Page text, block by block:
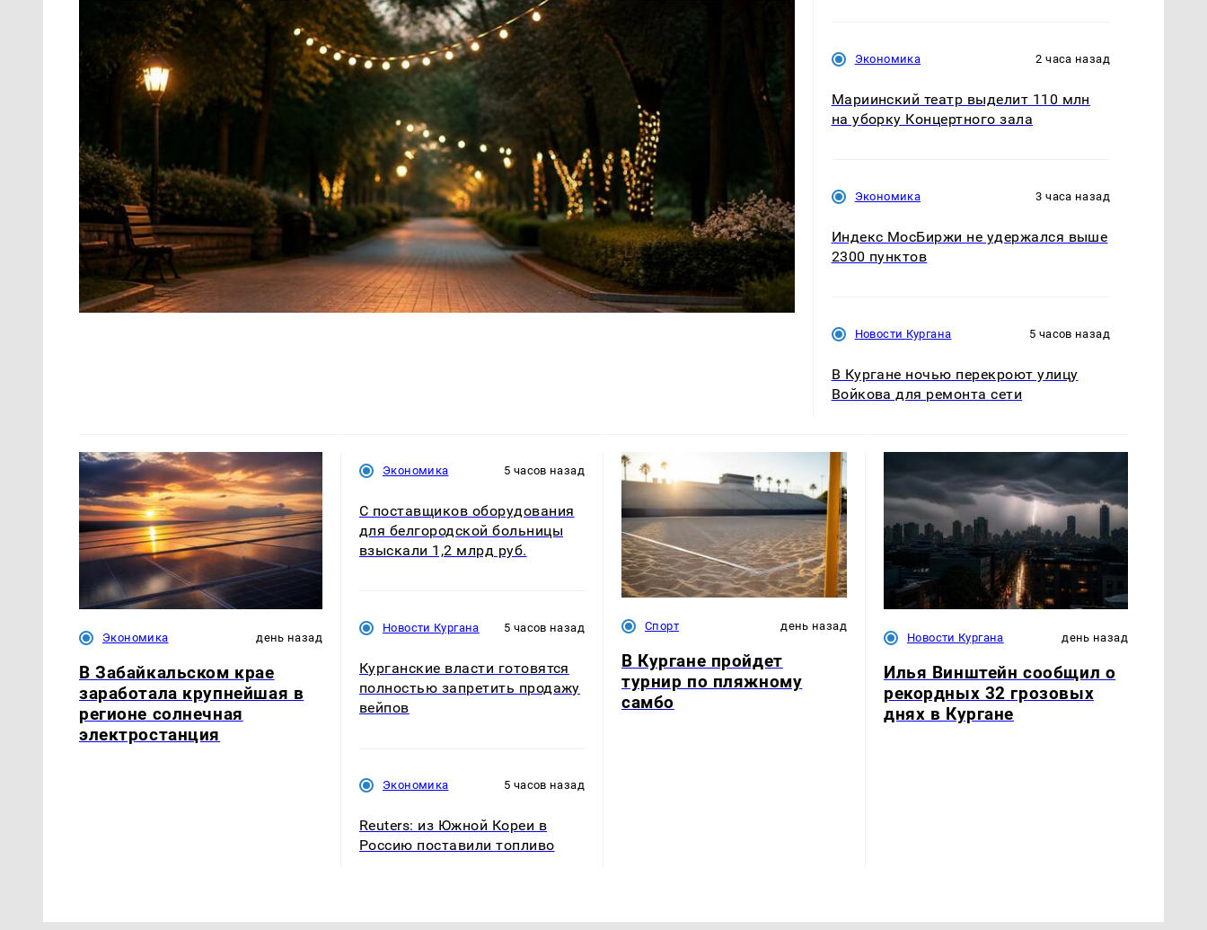
Экономика 2 часа назад
Мариинский театр выделит 110 млн
на уборку Концертного зала
Экономика 3 часа назад
Индекс МосБиржи не удержался выше
2300 пунктов
Новости Кургана 5 часов назад
В Кургане ночью перекроют улицу
Войкова для ремонта сети
Экономика день назад
В Забайкальском крае
заработала крупнейшая в
регионе солнечная
электростанция
Экономика 5 часов назад
С поставщиков оборудования
для белгородской больницы
взыскали 1,2 млрд руб.
Новости Кургана 5 часов назад
Курганские власти готовятся
полностью запретить продажу
вейпов
Экономика 5 часов назад
Reuters: из Южной Кореи в
Россию поставили топливо
Спорт день назад
В Кургане пройдет
турнир по пляжному
самбо
Новости Кургана день назад
Илья Винштейн сообщил о
рекордных 32 грозовых
днях в Кургане